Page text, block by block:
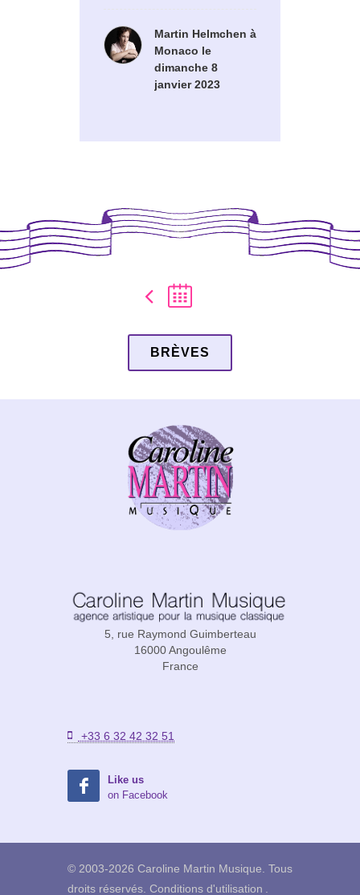
Martin Helmchen à
Monaco le
dimanche 8
janvier 2023
BRÈVES
5, rue Raymond Guimberteau
16000 Angoulême
France
+33 6 32 42 32 51
Like us
on Facebook
© 2003-2026 Caroline Martin Musique. Tous
droits réservés. Conditions d'utilisation .